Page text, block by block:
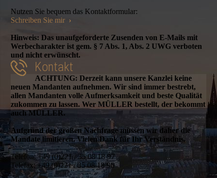
Nutzen Sie bequem das Kontaktformular:
Schreiben Sie mir ›
Hinweis: Das unaufgeforderte Zusenden von E-Mails mit
Werbecharakter ist gem. § 7 Abs. 1, Abs. 2 UWG verboten
und nicht erwünscht.
Kontakt
ACHTUNG: Derzeit kann unsere Kanzlei keine
neuen Mandanten aufnehmen. Wir sind immer bestrebt,
allen Mandanten volle Aufmerksamkeit und beste Qualität
zukommen zu lassen. Wer MÜLLER bestellt, der bekommt
auch MÜLLER.
Aufgrund der großen Nachfrage müssen wir daher die
Mandate limitieren. Vielen Dank für Ihr Verständnis.
Telefon: +49 (0)221 / 35 08 18 97
Telefax: +49 (0)221 / 35 08 18 96